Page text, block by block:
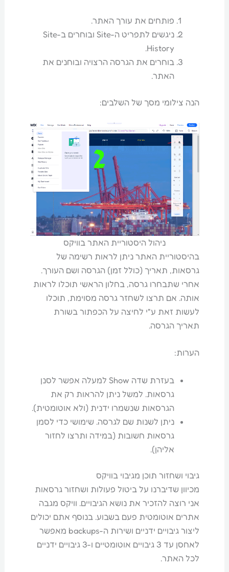
פותחים את עורך האתר.
ניגשים לתפריט ה-Site ובוחרים ב-Site
History.
בוחרים את הגרסה הרצויה ובוחנים את
האתר.
הנה צילומי מסך של השלבים:
ניהול היסטוריית האתר בוויקס
בהיסטוריית האתר ניתן לראות רשימה של
גרסאות, תאריך (כולל זמן) הגרסה ושם העורך.
אחרי שתבחרו גרסה, בחלון הראשי תוכלו לראות
אותה. אם תרצו לשחזר גרסה מסוימת, תוכלו
לעשות זאת ע"י לחיצה על הכפתור בשורת
תאריך הגרסה.
הערות:
בעזרת שדה Show למעלה אפשר לסנן
גרסאות. למשל ניתן להראות רק את
הגרסאות שנשמרו ידנית (ולא אוטומטית).
ניתן לשנות שם לגרסה. שימושי כדי לסמן
גרסאות חשובות (במידה ותרצו לחזור
אליהן).
גיבוי ושחזור תוכן מגיבוי בוויקס
מכיוון שדיברנו על ביטול פעולות ושחזור גרסאות
אני רוצה להזכיר את נושא הגיבויים. וויקס מגבה
אתרים אוטומטית פעם בשבוע. בנוסף אתם יכולים
ליצור גיבויים ידניים ושירות ה-backups מאפשר
לאחסן עד 3 גיבויים אוטומטיים ו-3 גיבויים ידניים
לכל האתר.